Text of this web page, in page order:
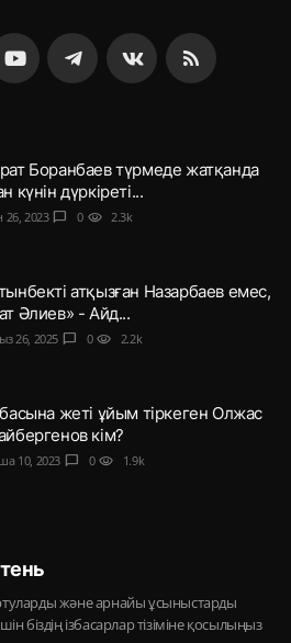
Боранбаев түрмеде жатқанда
күнін дүркіреті...
26, 2023 chat_bubble 0 visibility 2.3k
атқызған Назарбаев емес,
Әлиев» - Айд...
26, 2025 chat_bubble 0 visibility 2.2k
жеті ұйым тіркеген Олжас
кім?
10, 2023 chat_bubble 0 visibility 1.9k
және арнайы ұсыныстарды
біздің ізбасарлар тізіміне қосылыңыз